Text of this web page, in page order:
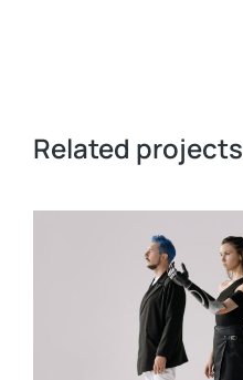
Related projects